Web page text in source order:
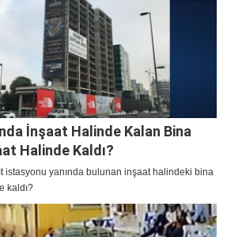
İnşaat Halinde Kalan Bina
Halinde Kaldı?
istasyonu yanında bulunan inşaat halindeki bina
kaldı?